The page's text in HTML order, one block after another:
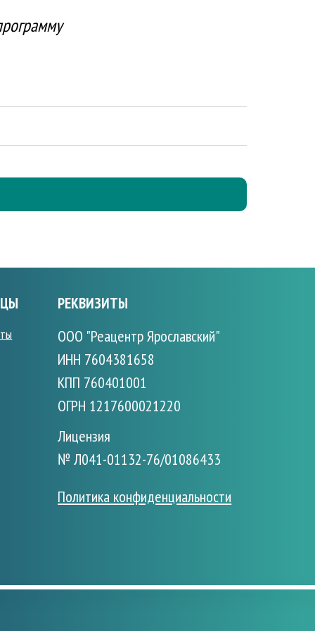
РЕКВИЗИТЫ
ООО "Реацентр Ярославский"
ИНН 7604381658
КПП 760401001
ОГРН 1217600021220
Лицензия
№ Л041-01132-76/01086433
Политика конфиденциальности